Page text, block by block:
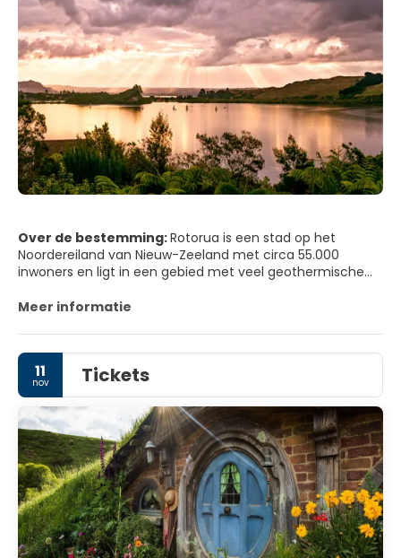
Over de bestemming:Rotorua is een stad op het
Noordereiland van Nieuw-Zeeland met circa 55.000
inwoners en ligt in een gebied met veel geothermische
Meer informatie
11
nov Tickets